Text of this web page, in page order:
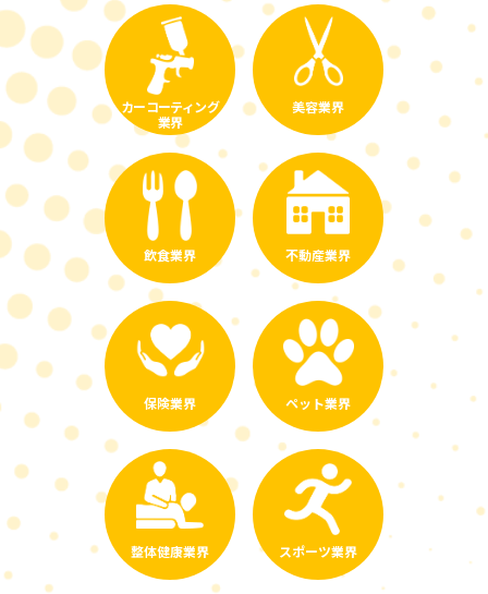
カーコーティング
業界
美容業界
飲食業界 不動産業界
保険業界 ペット業界
整体健康業界 スポーツ業界